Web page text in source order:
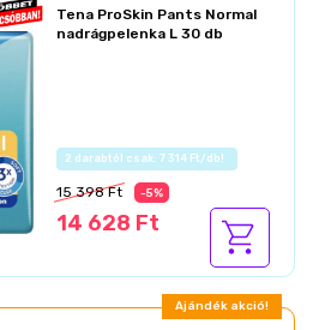
Tena ProSkin Pants Normal
nadrágpelenka L 30 db
Az akció részletei
15 398 Ft -5%
14 628 Ft
Ajándék akció!